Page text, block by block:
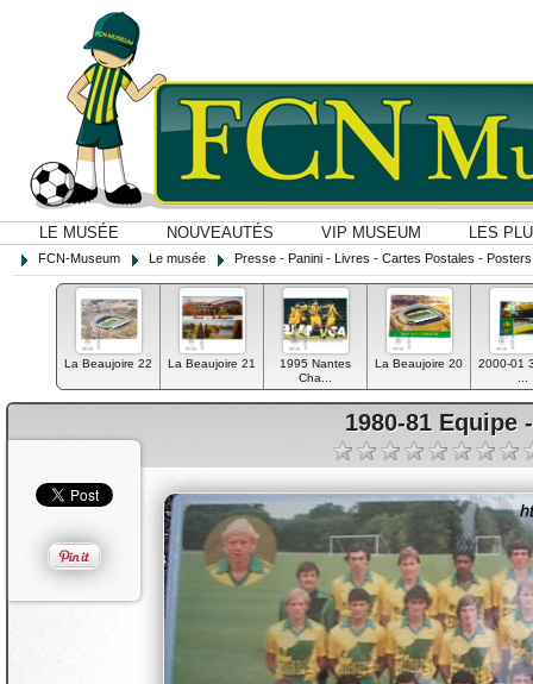
LE MUSÉE NOUVEAUTÉS VIP MUSEUM LES
FCN-Museum Le musée Presse - Panini - Livres - Cartes Postales -
La Beaujoire 22 La Beaujoire 21
1995 Nantes
Cha...
La Beaujoire 20
2000-01
1980-81 Equipe